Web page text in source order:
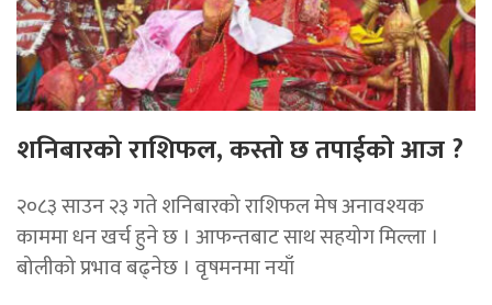
शनिबारको राशिफल, कस्तो छ तपाईको आज ?
२०८३ साउन २३ गते शनिबारको राशिफल मेष अनावश्यक
काममा धन खर्च हुने छ । आफन्तबाट साथ सहयोग मिल्ला ।
बोलीको प्रभाव बढ्नेछ । वृषमनमा नयाँ